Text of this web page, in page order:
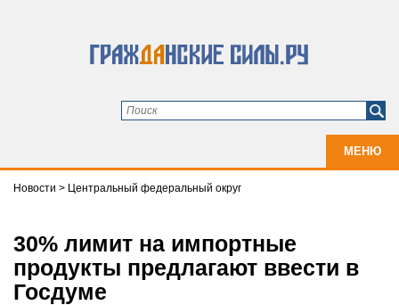
МЕНЮ
Новости > Центральный федеральный округ
30% лимит на импортные
продукты предлагают ввести в
Госдуме